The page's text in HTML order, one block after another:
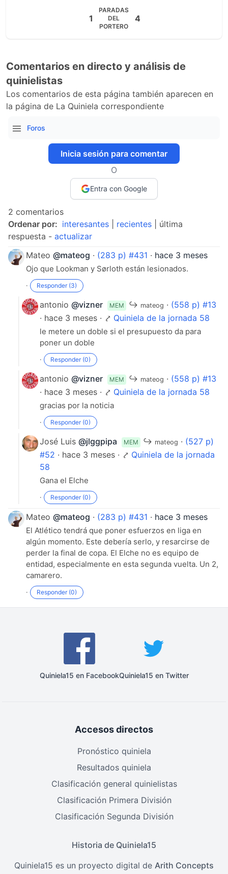
1
PARADAS
DEL
PORTERO
4
Comentarios en directo y análisis de
quinielistas
Los comentarios de esta página también aparecen en
la página de La Quiniela correspondiente
Foros
Inicia sesión para comentar
O
Entra con Google
2 comentarios
Ordenar por: interesantes recientes | última
respuesta - actualizar
Mateo @mateog · (283 p) #431 · hace 3 meses
Ojo que Lookman y Sørloth están lesionados.
· Responder (3)
antonio @vizner MEM ↪ mateog · (558 p) #13
· hace 3 meses · ⤤ Quiniela de la jornada 58
le metere un doble si el presupuesto da para
poner un doble
· Responder (0)
antonio @vizner MEM ↪ mateog · (558 p) #13
· hace 3 meses · ⤤ Quiniela de la jornada 58
gracias por la noticia
· Responder (0)
José Luis @jlggpipa MEM ↪ mateog · (527 p)
#52 · hace 3 meses · ⤤ Quiniela de la jornada
58
Gana el Elche
· Responder (0)
Mateo @mateog · (283 p) #431 · hace 3 meses
El Atlético tendrá que poner esfuerzos en liga en
algún momento. Este debería serlo, y resarcirse de
perder la final de copa. El Elche no es equipo de
entidad, especialmente en esta segunda vuelta. Un 2,
camarero.
· Responder (0)
Quiniela15 en FacebookQuiniela15 en Twitter
Accesos directos
Pronóstico quiniela
Resultados quiniela
Clasificación general quinielistas
Clasificación Primera División
Clasificación Segunda División
Historia de Quiniela15
Quiniela15 es un proyecto digital de Arith Concepts